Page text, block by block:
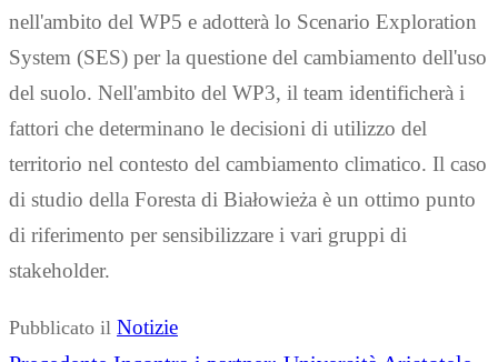
nell'ambito del WP5 e adotterà lo Scenario Exploration
System (SES) per la questione del cambiamento dell'uso
del suolo. Nell'ambito del WP3, il team identificherà i
fattori che determinano le decisioni di utilizzo del
territorio nel contesto del cambiamento climatico. Il caso
di studio della Foresta di Białowieża è un ottimo punto
di riferimento per sensibilizzare i vari gruppi di
stakeholder.
Pubblicato il Notizie